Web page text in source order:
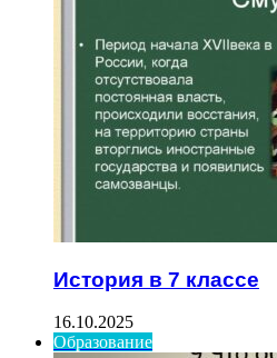
История в 7 классе
16.10.2025
Образование